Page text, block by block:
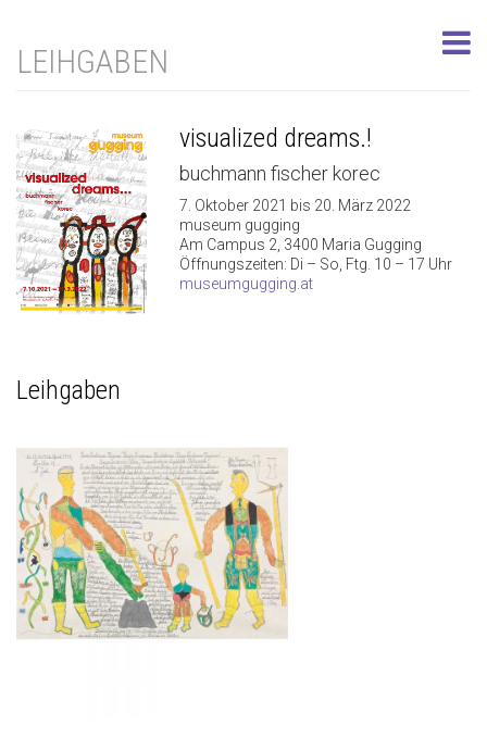
LEIHGABEN
visualized dreams.!
buchmann fischer korec
7. Oktober 2021 bis 20. März 2022
museum gugging
Am Campus 2, 3400 Maria Gugging
Öffnungszeiten: Di – So, Ftg. 10 – 17 Uhr
museumgugging.at
Leihgaben